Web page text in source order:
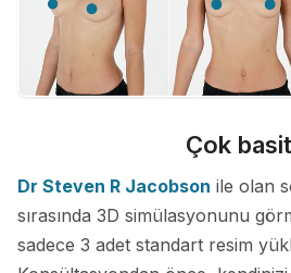
Çok
Dr Steven R Jacobson ile olan
sırasında 3D simülasyonunu
sadece 3 adet standart resim